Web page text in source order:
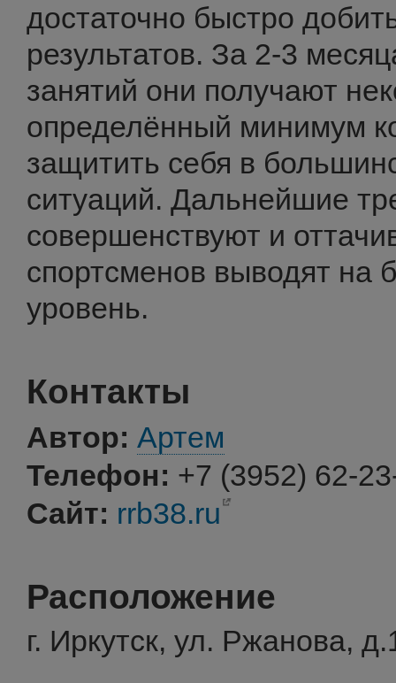
достаточно быстро
результатов. За 2-3
занятий они получают
определённый минимум
защитить себя в
ситуаций. Дальнейшие
совершенствуют и
спортсменов выводят на
уровень.
Контакты
Автор: Артем
Телефон: +7 (3952) 62-
Сайт: rrb38.ru
Расположение
г. Иркутск, ул. Ржанова,